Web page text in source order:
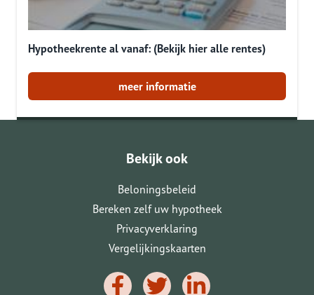
Hypotheekrente al vanaf: (Bekijk hier alle rentes)
meer informatie
Bekijk ook
Beloningsbeleid
Bereken zelf uw hypotheek
Privacyverklaring
Vergelijkingskaarten